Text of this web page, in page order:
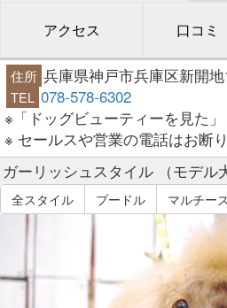
アクセス 口コミ
住所 兵庫県神戸市兵庫区新開地
TEL 078-578-6302
※「ドッグビューティーを見た」
※ セールスや営業の電話はお断り
ガーリッシュスタイル （モデル
全スタイル プードル マルチー